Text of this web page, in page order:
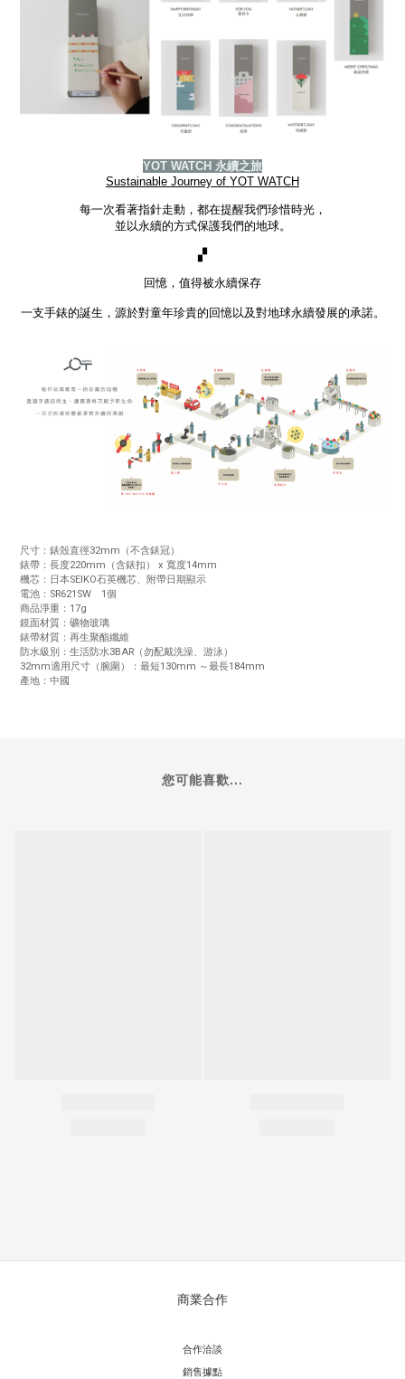
YOT WATCH 永續之旅
Sustainable Journey of YOT WATCH
每一次看著指針走動，都在提醒我們珍惜時光，
並以永續的方式保護我們的地球。
▞
回憶，值得被永續保存
一支手錶的誕生，源於對童年珍貴的回憶以及對地球永續發展的承諾。
尺寸：錶殼直徑32mm（不含錶冠）
錶帶：長度220mm（含錶扣） x 寬度14mm
機芯：日本SEIKO石英機芯、附帶日期顯示
電池：SR621SW 1個
商品淨重：17g
鏡面材質：礦物玻璃
錶帶材質：再生聚酯纖維
防水級別：生活防水3BAR（勿配戴洗澡、游泳）
32mm適用尺寸（腕圍）：最短130mm ～最長184mm
產地：中國
您可能喜歡...
商業合作
合作洽談
銷售據點